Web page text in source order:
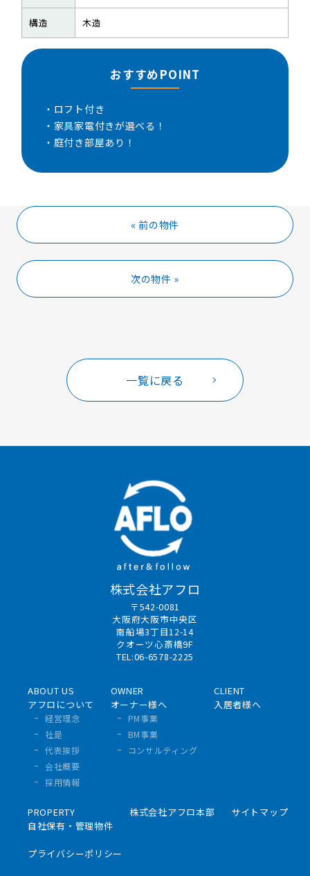
構造 木造
おすすめPOINT
・ロフト付き
・家具家電付きが選べる！
・庭付き部屋あり！
« 前の物件
次の物件 »
一覧に戻る
株式会社アフロ
〒542-0081
大阪府大阪市中央区
南船場3丁目12-14
クオーツ心斎橋9F
TEL:06-6578-2225
ABOUT US
アフロについて
経営理念
社是
代表挨拶
会社概要
採用情報
OWNER
オーナー様へ
PM事業
BM事業
コンサルティング
CLIENT
入居者様へ
PROPERTY
自社保有・管理物件
株式会社アフロ本部 サイトマップ
プライバシーポリシー